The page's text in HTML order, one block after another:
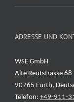
ADRESSE UND
WSE GmbH
Alte Reutstrasse 68
90765 Fürth,
Telefon: +49-911-